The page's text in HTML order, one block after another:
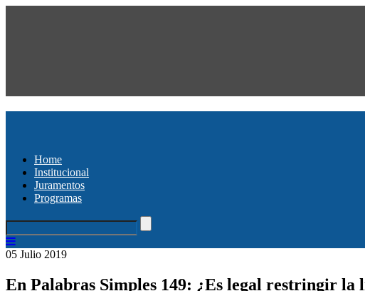
Home
Institucional
Juramentos
Programas
05 Julio 2019
En Palabras Simples 149: ¿Es legal restringir la